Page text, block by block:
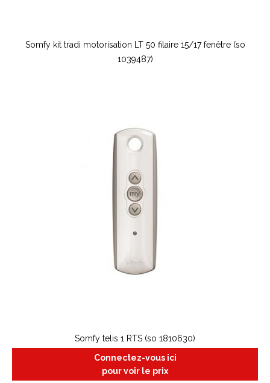
Somfy kit tradi motorisation LT 50 filaire 15/17 fenêtre (so
1039487)
Somfy telis 1 RTS (so 1810630)
Connectez-vous ici
pour voir le prix